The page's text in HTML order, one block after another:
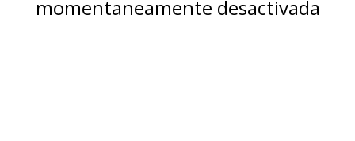
momentaneamente desactivada